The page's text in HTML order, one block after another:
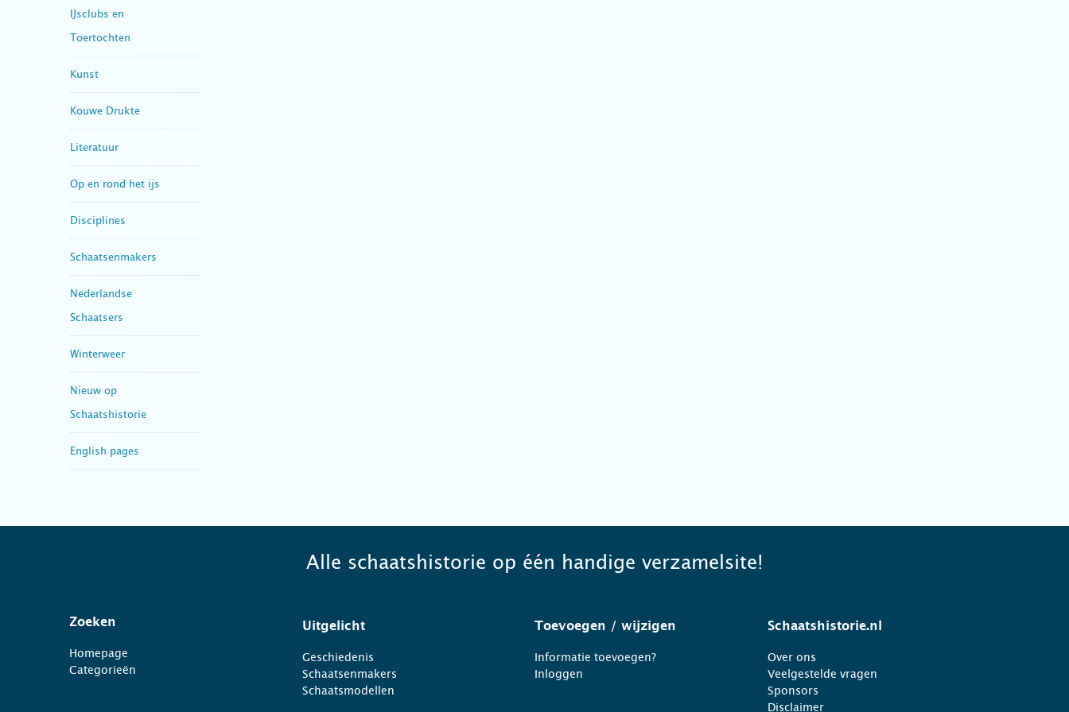
IJsclubs en
Toertochten
Kunst
Kouwe Drukte
Literatuur
Op en rond het ijs
Disciplines
Schaatsenmakers
Nederlandse
Schaatsers
Winterweer
Nieuw op
Schaatshistorie
English pages
Alle schaatshistorie op één handige verzamelsite!
Zoeken
Homepage
Categorieën
Uitgelicht
Geschiedenis
Schaatsenmakers
Schaatsmodellen
Toevoegen / wijzigen
Informatie toevoegen?
Inloggen
Schaatshistorie.nl
Over ons
Veelgestelde vragen
Sponsors
Disclaimer